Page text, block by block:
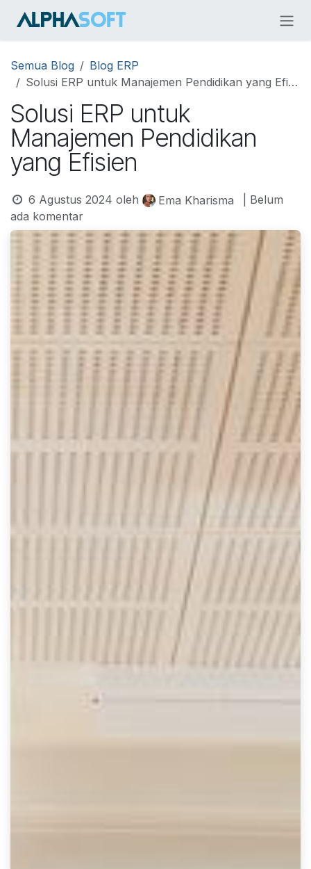
Semua Blog
Blog ERP
Solusi ERP untuk Manajemen Pendidikan yang Efisien
Solusi ERP untuk
Manajemen Pendidikan
yang Efisien
6 Agustus 2024 oleh Ema Kharisma
| Belum
ada komentar